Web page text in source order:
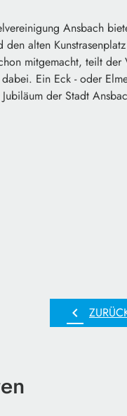
Ansbach
den alten
mitgemacht, teilt
Ein Eck - oder
der Stadt
chevron_left